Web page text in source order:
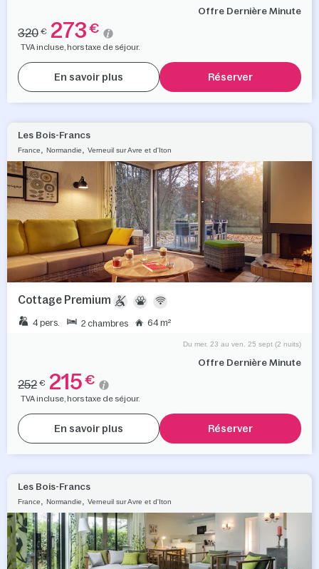
Offre Dernière Minute
320 € 273 €
TVA incluse, hors taxe de séjour.
En savoir plus Réserver
Les Bois-Francs
France, Normandie, Verneuil sur Avre et d'Iton
Cottage Premium
4 pers. 2 chambres 64 m²
Offre Dernière Minute
Du mer. 23 au ven. 25 sept (2 nuits)
252 € 215 €
TVA incluse, hors taxe de séjour.
En savoir plus Réserver
Les Bois-Francs
France, Normandie, Verneuil sur Avre et d'Iton